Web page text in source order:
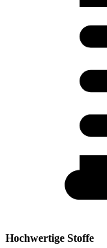
Hochwertige Stoffe